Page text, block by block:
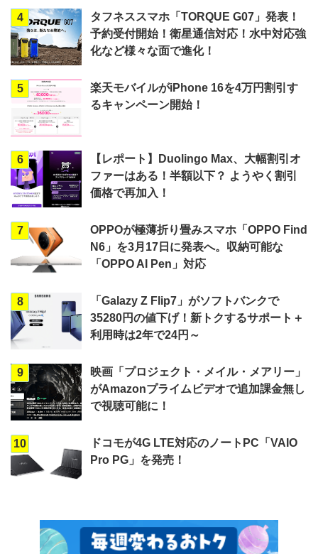
4
タフネススマホ「TORQUE G07」発表！
予約受付開始！衛星通信対応！水中対応強
化など様々な面で進化！
5
楽天モバイルがiPhone 16を4万円割引す
るキャンペーン開始！
6
【レポート】Duolingo Max、大幅割引オ
ファーはある！半額以下？ ようやく割引
価格で再加入！
7
OPPOが極薄折り畳みスマホ「OPPO Find
N6」を3月17日に発表へ。収納可能な
「OPPO AI Pen」対応
8
「Galazy Z Flip7」がソフトバンクで
35280円の値下げ！新トクするサポート＋
利用時は2年で24円～
9
映画「プロジェクト・メイル・メアリー」
がAmazonプライムビデオで追加課金無し
で視聴可能に！
10
ドコモが4G LTE対応のノートPC「VAIO
Pro PG」を発売！